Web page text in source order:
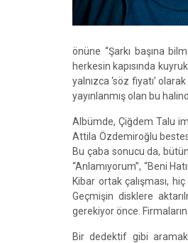
önüne “Şarkı başına
herkesin kapısında
yalnızca ‘söz fiyatı’
yayınlanmış olan bu
Albümde, Çiğdem Talu
Attila Özdemiroğlu
Bu çaba sonucu da,
“Anlamıyorum”, “Beni
Kibar ortak çalışması,
Geçmişin disklere
gerekiyor önce.
Bir dedektif gibi